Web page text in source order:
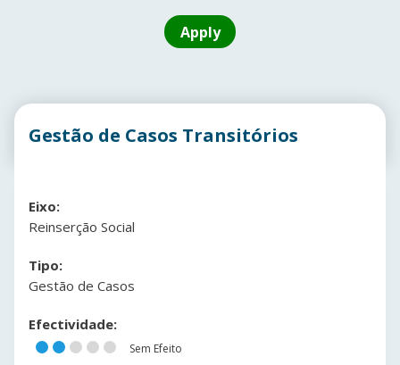
Gestão de Casos Transitórios
Eixo:
Reinserção Social
Tipo:
Gestão de Casos
Efectividade:
Sem Efeito